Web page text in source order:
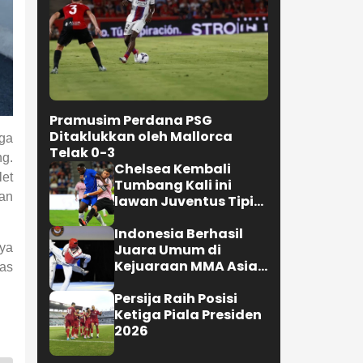
Pramusim Perdana PSG
Ditaklukkan oleh Mallorca
Telak 0-3
Chelsea Kembali
Tumbang Kali ini
lawan Juventus Tipis
Indonesia Berhasil
Juara Umum di
Kejuaraan MMA Asian
Persija Raih Posisi
Ketiga Piala Presiden
2026